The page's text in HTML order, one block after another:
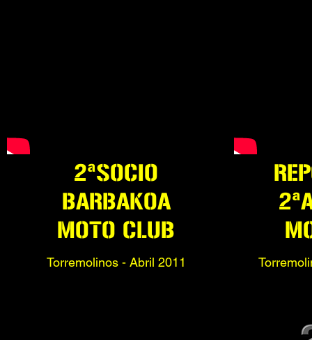
2ªSOCIO
BARBAKOA
MOTO CLUB
Torremolinos - Abril 2011